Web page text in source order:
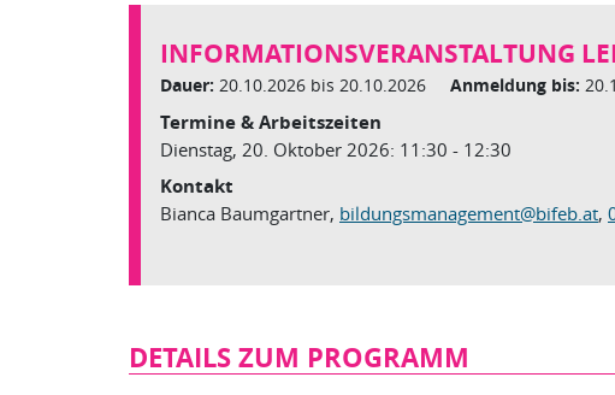
INFORMATIONSVERANSTALTUNG
Dauer: 20.10.2026 bis 20.10.2026 Anmeldung bis:
Termine & Arbeitszeiten
Dienstag, 20. Oktober 2026: 11:30 - 12:30
Kontakt
Bianca Baumgartner, bildungsmanagement@bifeb.at,
DETAILS ZUM PROGRAMM